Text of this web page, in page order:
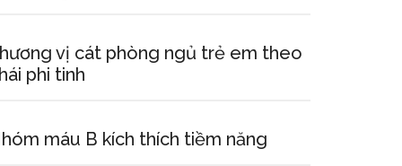
vị cát phòng ngủ trẻ em theo
phi tinh
máu B kích thích tiềm năng